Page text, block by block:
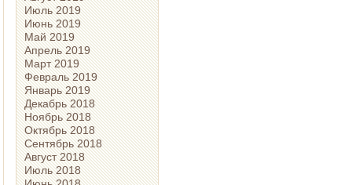
Июль 2019
Июнь 2019
Май 2019
Апрель 2019
Март 2019
Февраль 2019
Январь 2019
Декабрь 2018
Ноябрь 2018
Октябрь 2018
Сентябрь 2018
Август 2018
Июль 2018